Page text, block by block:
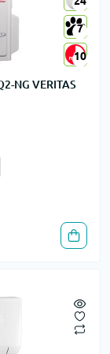
7
10
7
10
NG VERITAS